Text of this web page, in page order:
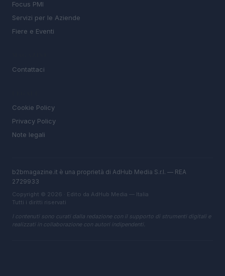
Focus PMI
Servizi per le Aziende
Fiere e Eventi
Contattaci
Cookie Policy
Privacy Policy
Note legali
b2bmagazine.it è una proprietà di AdHub Media S.r.l. — REA
2729933
Copyright © 2026 · Edito da AdHub Media — Italia
Tutti i diritti riservati
I contenuti sono curati dalla redazione con il supporto di strumenti digitali e
realizzati in collaborazione con autori indipendenti.